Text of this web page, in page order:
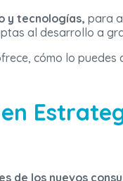
y tecnologías, para
al desarrollo a
cómo lo puedes
de los nuevos